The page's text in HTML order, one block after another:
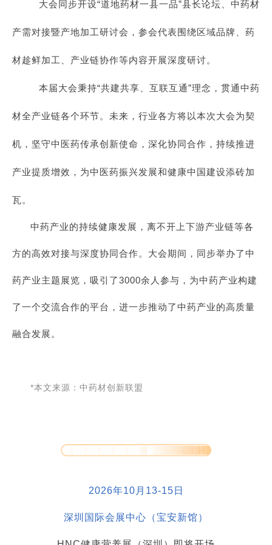
大会同步开设“道地药材一县一品”县长论坛、中药材
产需对接暨产地加工研讨会，参会代表围绕区域品牌、药
材趁鲜加工、产业链协作等内容开展深度研讨。
本届大会秉持“共建共享、互联互通”理念，贯通中药
材全产业链各个环节。未来，行业各方将以本次大会为契
机，坚守中医药传承创新使命，深化协同合作，持续推进
产业提质增效，为中医药振兴发展和健康中国建设添砖加
瓦。
中药产业的持续健康发展，离不开上下游产业链等各
方的高效对接与深度协同合作。大会期间，同步举办了中
药产业主题展览，吸引了3000余人参与，为中药产业构建
了一个交流合作的平台，进一步推动了中药产业的高质量
融合发展。
*本文来源：中药材创新联盟
2026年10月13-15日
深圳国际会展中心（宝安新馆）